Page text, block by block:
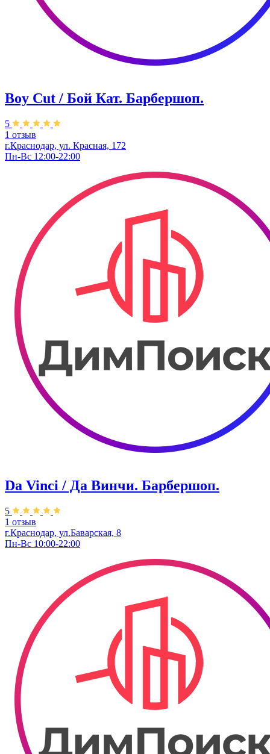
Boy Cut / Бой Кат. Барбершоп.
5
1 отзыв
г.Краснодар, ул. ​Красная, 172
Пн-Вс 12:00-22:00
Da Vinci / Да Винчи. Барбершоп.
5
1 отзыв
г.Краснодар, ул.​Баварская, 8
Пн-Вс 10:00-22:00